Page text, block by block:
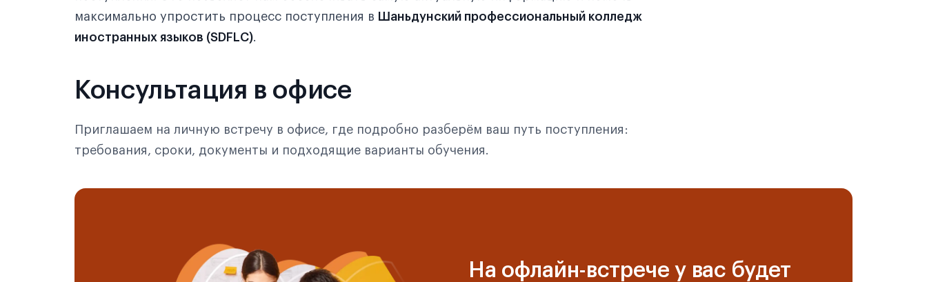
максимально упростить процесс поступления в Шаньдунский профессиональный колледж
иностранных языков (SDFLC).
Консультация в офисе
Приглашаем на личную встречу в офисе, где подробно разберём ваш путь поступления:
требования, сроки, документы и подходящие варианты обучения.
На офлайн-встрече у вас будет